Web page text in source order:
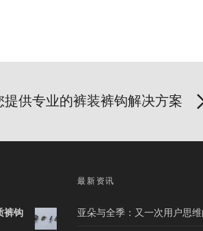
提供专业的裤装裤钩解决方案
裤钩
最新资讯
亚朵与全季：又一次用户思